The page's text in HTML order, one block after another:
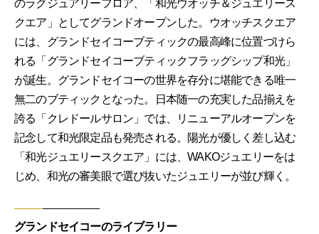
のラグジュアリーフロア、「和光ウオッチ＆ジュエリース
クエア」としてグランドオープンした。ウオッチスクエア
には、グランドセイコーブティックの最高峰に位置づけら
れる「グランドセイコーブティックフラッグシップ和光」
が誕生。グランドセイコーの世界を存分に堪能できる唯一
無二のブティックとなった。日本随一の充実した品揃えを
誇る「クレドールサロン」では、リニューアルオープンを
記念して和光限定品も発売される。陽光が優しく差し込む
「和光ジュエリースクエア」には、WAKOジュエリーをは
じめ、和光の審美眼で選び抜いたジュエリーが並び輝く。
グランドセイコーのライブラリー